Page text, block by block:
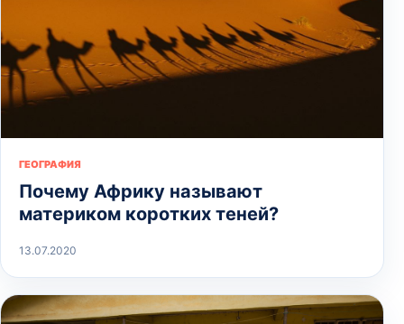
ГЕОГРАФИЯ
Почему Африку называют
материком коротких теней?
13.07.2020